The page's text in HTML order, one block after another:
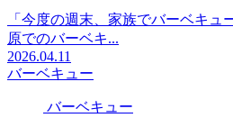
「今度の週末、家族でバーベキ
原でのバーベキ...
2026.04.11
バーベキュー
バーベキュー